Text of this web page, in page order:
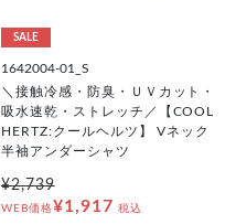
SALE
1642004-01_S
＼接触冷感・防臭・ＵＶカット・
吸水速乾・ストレッチ／【COOL
HERTZ:クールヘルツ】 Vネック
半袖アンダーシャツ
¥2,739
WEB価格¥1,917 税込